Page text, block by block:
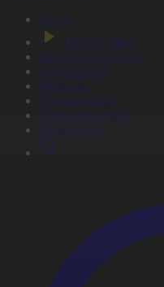
Басты
Тікелей эфир
Бағдарлама кестесі
Жаңалықтар
Жобалар
Телехикаялар
Мультсериалдар
Видеоархив